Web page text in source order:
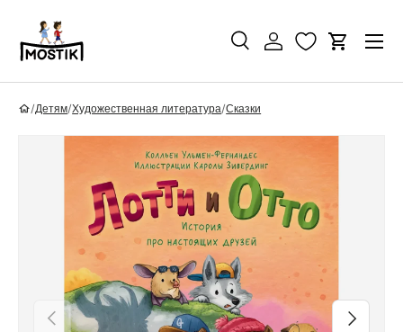
Перейти к контенту
Поиск
ПоискВойти Корзина
/Детям/Художественная литература/Сказки
Перейти к информации о продукте
Назад Вперед